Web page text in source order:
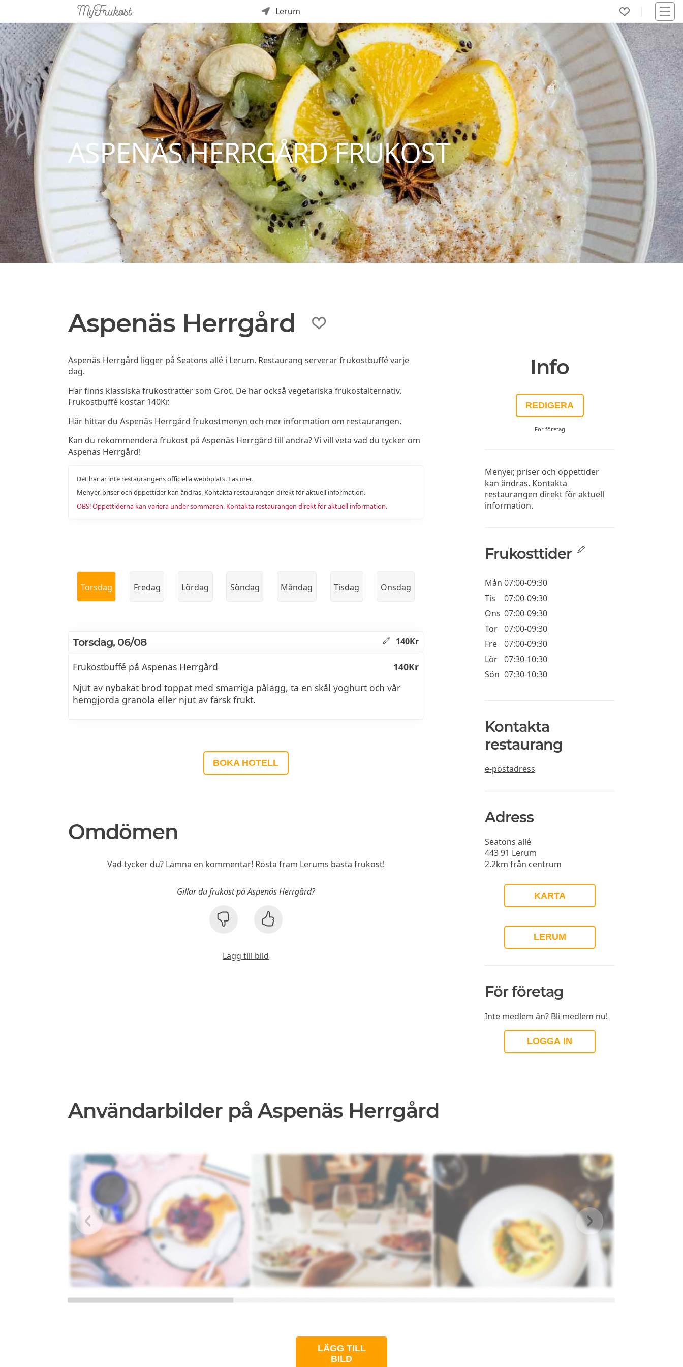
Lerum
ASPENÄS HERRGÅRD FRUKOST
Aspenäs Herrgård
Aspenäs Herrgård ligger på Seatons allé i Lerum. Restaurang serverar frukostbuffé varje
dag.
Här finns klassiska frukosträtter som Gröt. De har också vegetariska frukostalternativ.
Frukostbuffé kostar 140Kr.
Här hittar du Aspenäs Herrgård frukostmenyn och mer information om restaurangen.
Kan du rekommendera frukost på Aspenäs Herrgård till andra? Vi vill veta vad du tycker om
Aspenäs Herrgård!
Det här är inte restaurangens officiella webbplats. Läs mer.
Menyer, priser och öppettider kan ändras. Kontakta restaurangen direkt för aktuell information.
OBS! Öppettiderna kan variera under sommaren. Kontakta restaurangen direkt för aktuell information.
Torsdag Fredag Lördag Söndag Måndag Tisdag Onsdag
Torsdag, 06/08 140Kr
Frukostbuffé på Aspenäs Herrgård
140Kr
Njut av nybakat bröd toppat med smarriga pålägg, ta en skål yoghurt och vår
hemgjorda granola eller njut av färsk frukt.
BOKA HOTELL
Omdömen
Vad tycker du? Lämna en kommentar! Rösta fram Lerums bästa frukost!
Gillar du frukost på Aspenäs Herrgård?
Lägg till bild
Info
REDIGERA
För företag
Menyer, priser och öppettider
kan ändras. Kontakta
restaurangen direkt för aktuell
information.
Frukosttider
Mån 07:00-09:30
Tis
07:00-09:30
Ons 07:00-09:30
Tor
07:00-09:30
Fre
07:00-09:30
Lör
07:30-10:30
Sön 07:30-10:30
Kontakta
restaurang
e-postadress
Adress
Seatons allé
443 91 Lerum
2.2km från centrum
KARTA
LERUM
För företag
Inte medlem än? Bli medlem nu!
LOGGA IN
Användarbilder på Aspenäs Herrgård
LÄGG TILL
BILD